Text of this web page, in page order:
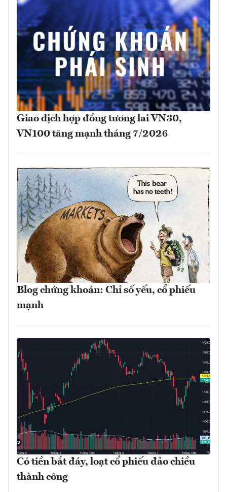
Giao dịch hợp đồng tương lai VN30,
VN100 tăng mạnh tháng 7/2026
Blog chứng khoán: Chỉ số yếu, cổ phiếu
mạnh
Có tiền bắt đáy, loạt cổ phiếu đảo chiều
thành công